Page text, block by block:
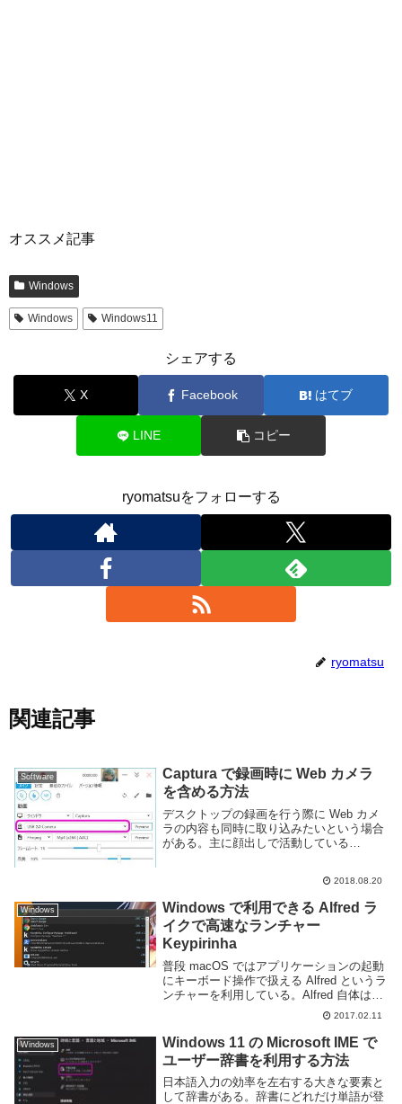
オススメ記事
Windows
Windows Windows11
シェアする
X Facebook はてブ
LINE コピー
ryomatsuをフォローする
ryomatsu
関連記事
Software
Captura で録画時に Web カメラ
を含める方法
デスクトップの録画を行う際に Web カメ
ラの内容も同時に取り込みたいという場合
がある。主に顔出しで活動している
ャプチャソフトである Captur...
2018.08.20
Windows
Windows で利用できる Alfred ラ
イクで高速なランチャー
Keypirinha
普段 macOS ではアプリケーションの起動
にキーボード操作で扱える Alfred というラ
ンチャーを利用している。Alfred 自体は
macOS 専用のアプリケーションなのだが
似たようなものが Windows にもないかと
探したところ何...
2017.02.11
Windows
Windows 11 の Microsoft IME で
ユーザー辞書を利用する方法
日本語入力の効率を左右する大きな要素と
して辞書がある。辞書にどれだけ単語が登